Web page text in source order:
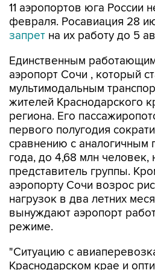
11 аэропортов юга России
февраля. Росавиация 28
запрет на их работу до 5
Единственным
аэропорт Сочи , который
мультимодальным
жителей Краснодарского
региона. Его
первого полугодия
сравнению с
года, до 4,68 млн человек,
представитель группы.
аэропорту Сочи возрос
нагрузок в два летних
вынуждают аэропорт
режиме.
"Ситуацию с
Краснодарском крае и